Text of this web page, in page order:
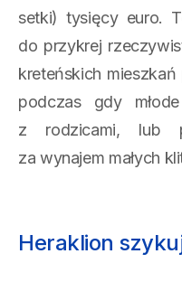
setki) tysięcy euro.
do przykrej
kreteńskich
podczas gdy
z rodzicami, lub
za wynajem małych
Heraklion